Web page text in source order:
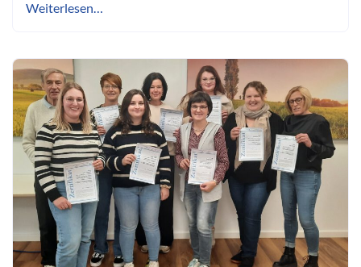
Weiterlesen…